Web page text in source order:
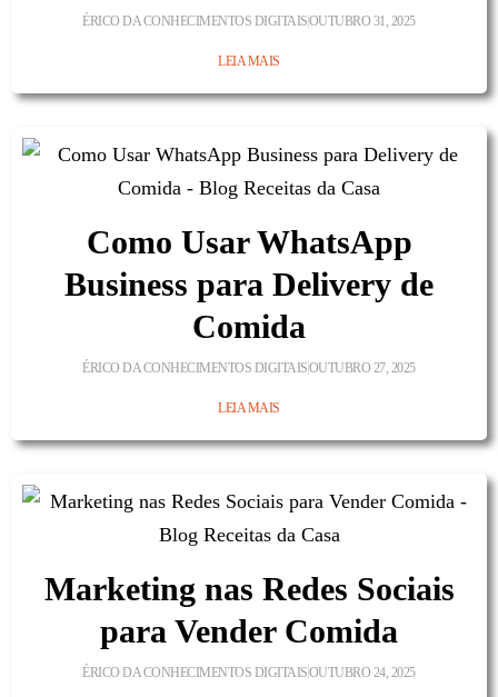
ÉRICO DA CONHECIMENTOS DIGITAISOUTUBRO 31, 2025
LEIA MAIS
Como Usar WhatsApp
Business para Delivery de
Comida
ÉRICO DA CONHECIMENTOS DIGITAISOUTUBRO 27, 2025
LEIA MAIS
Marketing nas Redes Sociais
para Vender Comida
ÉRICO DA CONHECIMENTOS DIGITAISOUTUBRO 24, 2025